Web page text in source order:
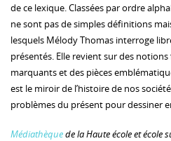
de ce lexique. Classées par ordre
ne sont pas de simples définitions
lesquels Mélody Thomas interroge
présentés. Elle revient sur des
marquants et des pièces
est le miroir de l’histoire de nos
problèmes du présent pour dessiner
Médiathèquede la Haute école et école